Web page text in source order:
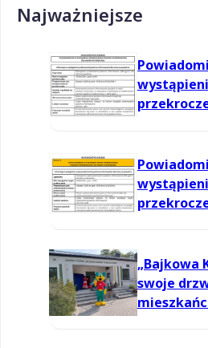
Najważniejsze
„Bajkowa
swoje